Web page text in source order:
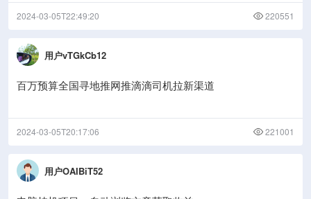
2024-03-05T22:49:20 220551
用户vTGkCb12
百万预算全国寻地推网推滴滴司机拉新渠道
2024-03-05T20:17:06 221001
用户OAIBiT52